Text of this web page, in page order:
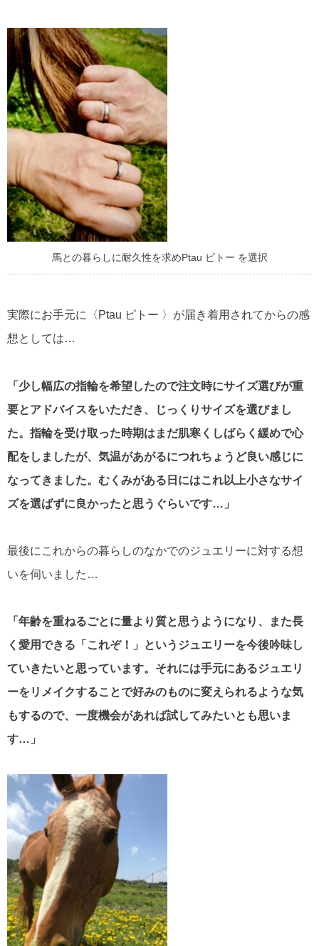
馬との暮らしに耐久性を求めPtau ピトー を選択
実際にお手元に〈Ptau ピトー 〉が届き着用されてからの感
想としては…
「少し幅広の指輪を希望したので注文時にサイズ選びが重
要とアドバイスをいただき、じっくりサイズを選びまし
た。指輪を受け取った時期はまだ肌寒くしばらく緩めで心
配をしましたが、気温があがるにつれちょうど良い感じに
なってきました。むくみがある日にはこれ以上小さなサイ
ズを選ばずに良かったと思うぐらいです…」
最後にこれからの暮らしのなかでのジュエリーに対する想
いを伺いました…
「年齢を重ねるごとに量より質と思うようになり、また長
く愛用できる「これぞ！」というジュエリーを今後吟味し
ていきたいと思っています。それには手元にあるジュエリ
ーをリメイクすることで好みのものに変えられるような気
もするので、一度機会があれば試してみたいとも思いま
す…」